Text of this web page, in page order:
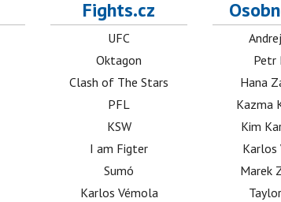
Fights.cz
UFC
Oktagon
Clash of The Stars
PFL
KSW
I am Figter
Sumó
Karlos Vémola
Petr
Hana
Kazma
Kim
Karlos
Marek